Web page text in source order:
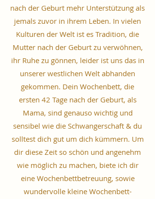
nach der Geburt mehr Unterstützung als
jemals zuvor in ihrem Leben. In vielen
Kulturen der Welt ist es Tradition, die
Mutter nach der Geburt zu verwöhnen,
ihr Ruhe zu gönnen, leider ist uns das in
unserer westlichen Welt abhanden
gekommen. Dein Wochenbett, die
ersten 42 Tage nach der Geburt, als
Mama, sind genauso wichtig und
sensibel wie die Schwangerschaft & du
solltest dich gut um dich kümmern. Um
dir diese Zeit so schön und angenehm
wie möglich zu machen, biete ich dir
eine Wochenbettbetreuung, sowie
wundervolle kleine Wochenbett-